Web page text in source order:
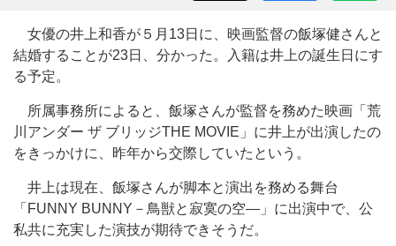
女優の井上和香が５月13日に、映画監督の飯塚健さんと
結婚することが23日、分かった。入籍は井上の誕生日にす
る予定。
所属事務所によると、飯塚さんが監督を務めた映画「荒
川アンダー ザ ブリッジTHE MOVIE」に井上が出演したの
をきっかけに、昨年から交際していたという。
井上は現在、飯塚さんが脚本と演出を務める舞台
「FUNNY BUNNY－鳥獣と寂寞の空―」に出演中で、公
私共に充実した演技が期待できそうだ。